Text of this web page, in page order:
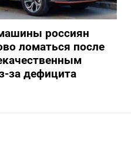
россиян
ломаться после
за дефицита